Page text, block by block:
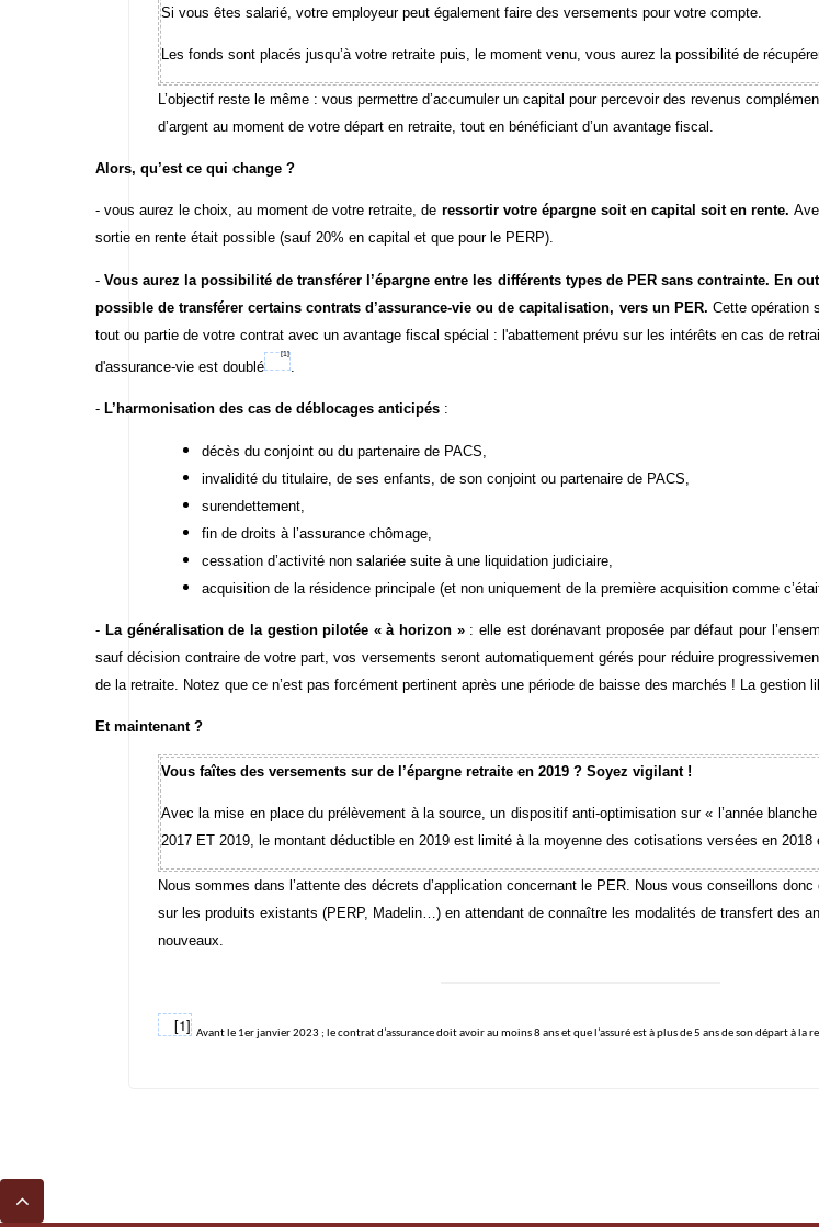
Si vous êtes salarié, votre employeur peut également faire des versements pour votre compte.
Les fonds sont placés jusqu’à votre retraite puis, le moment venu, vous aurez la possibilité de
L’objectif reste le même : vous permettre d’accumuler un capital pour percevoir des revenus
d’argent au moment de votre départ en retraite, tout en bénéficiant d’un avantage fiscal.
Alors, qu’est ce qui change ?
- vous aurez le choix, au moment de votre retraite, de ressortir votre épargne soit en capital soit en rente.
sortie en rente était possible (sauf 20% en capital et que pour le PERP).
-Vous aurez la possibilité de transférer l’épargne entre les différents types de PER sans contrainte. En
possible de transférer certains contrats d’assurance-vie ou de capitalisation, vers un PER. Cette opération
tout ou partie de votre contrat avec un avantage fiscal spécial : l'abattement prévu sur les intérêts en cas de
d'assurance-vie est doublé
[1]
- L’harmonisation des cas de déblocages anticipés :
décès du conjoint ou du partenaire de PACS,
invalidité du titulaire, de ses enfants, de son conjoint ou partenaire de PACS,
surendettement,
fin de droits à l’assurance chômage,
cessation d’activité non salariée suite à une liquidation judiciaire,
acquisition de la résidence principale (et non uniquement de la première acquisition comme
- La généralisation de la gestion pilotée « à horizon »: elle est dorénavant proposée par défaut pour
sauf décision contraire de votre part, vos versements seront automatiquement gérés pour réduire
de la retraite. Notez que ce n’est pas forcément pertinent après une période de baisse des marchés ! La gestion
Et maintenant ?
Vous faîtes des versements sur de l’épargne retraite en 2019 ? Soyez vigilant !
Avec la mise en place du prélèvement à la source, un dispositif anti-optimisation sur « l’année
2017 ET 2019, le montant déductible en 2019 est limité à la moyenne des cotisations versées en 2018
Nous sommes dans l’attente des décrets d’application concernant le PER. Nous vous conseillons
sur les produits existants (PERP, Madelin…) en attendant de connaître les modalités de transfert des
nouveaux.
[1] Avant le 1er janvier 2023 ; le contrat d’assurance doit avoir au moins 8 ans et que l’assuré est à plus de 5 ans de son départ à la